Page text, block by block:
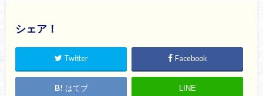
シェア！
Twitter Facebook
はてブ LINE